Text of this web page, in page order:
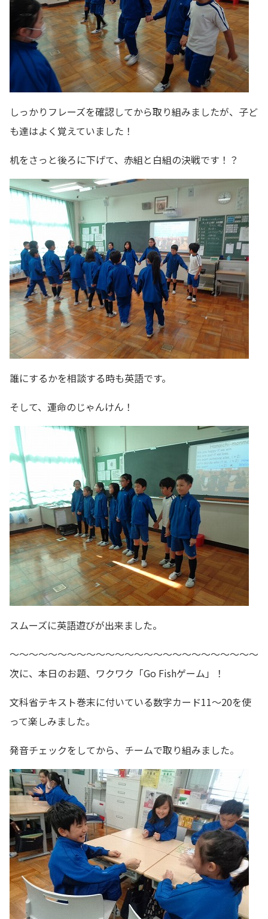
しっかりフレーズを確認してから取り組みましたが、子ど
も達はよく覚えていました！
机をさっと後ろに下げて、赤組と白組の決戦です！？
誰にするかを相談する時も英語です。
そして、運命のじゃんけん！
スムーズに英語遊びが出来ました。
～～～～～～～～～～～～～～～～～～～～～～～～～～
次に、本日のお題、ワクワク「Go Fishゲーム」！
文科省テキスト巻末に付いている数字カード11～20を使
って楽しみました。
発音チェックをしてから、チームで取り組みました。